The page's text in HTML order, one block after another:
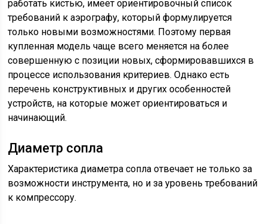
работать кистью, имеет ориентировочный список
требований к аэрографу, который формулируется
только новыми возможностями. Поэтому первая
купленная модель чаще всего меняется на более
совершенную с позиции новых, сформировавшихся в
процессе использования критериев. Однако есть
перечень конструктивных и других особенностей
устройств, на которые может ориентироваться и
начинающий.
Диаметр сопла
Характеристика диаметра сопла отвечает не только за
возможности инструмента, но и за уровень требований
к компрессору.